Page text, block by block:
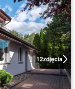
12zdjęcia